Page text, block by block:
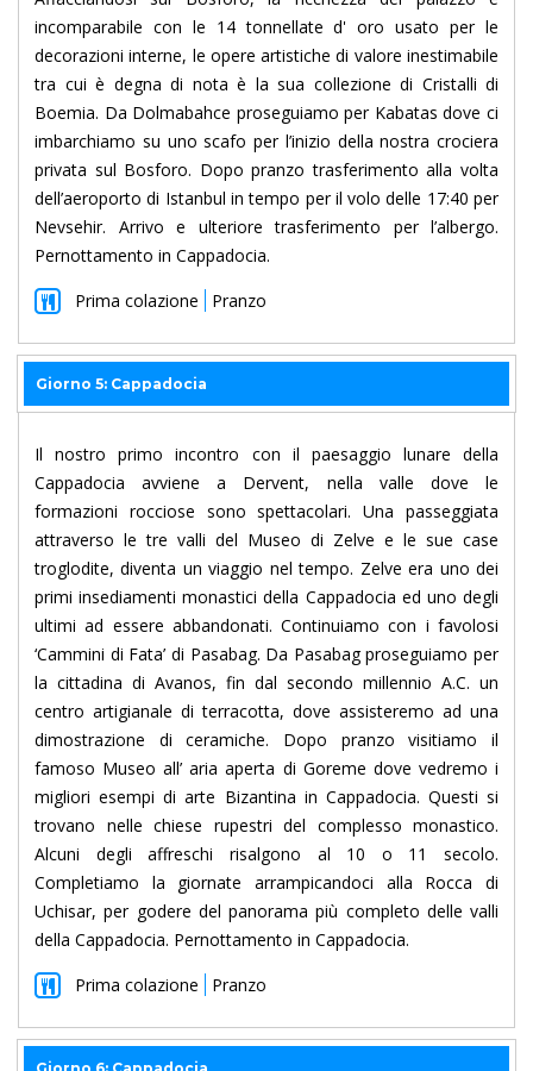
incomparabile con le 14 tonnellate d' oro usato per le
decorazioni interne, le opere artistiche di valore inestimabile
tra cui è degna di nota è la sua collezione di Cristalli di
Boemia. Da Dolmabahce proseguiamo per Kabatas dove ci
imbarchiamo su uno scafo per l’inizio della nostra crociera
privata sul Bosforo. Dopo pranzo trasferimento alla volta
dell’aeroporto di Istanbul in tempo per il volo delle 17:40 per
Nevsehir. Arrivo e ulteriore trasferimento per l’albergo.
Pernottamento in Cappadocia.
Prima colazione
Pranzo
Giorno 5: Cappadocia
Il nostro primo incontro con il paesaggio lunare della
Cappadocia avviene a Dervent, nella valle dove le
formazioni rocciose sono spettacolari. Una passeggiata
attraverso le tre valli del Museo di Zelve e le sue case
troglodite, diventa un viaggio nel tempo. Zelve era uno dei
primi insediamenti monastici della Cappadocia ed uno degli
ultimi ad essere abbandonati. Continuiamo con i favolosi
‘Cammini di Fata’ di Pasabag. Da Pasabag proseguiamo per
la cittadina di Avanos, fin dal secondo millennio A.C. un
centro artigianale di terracotta, dove assisteremo ad una
dimostrazione di ceramiche. Dopo pranzo visitiamo il
famoso Museo all’ aria aperta di Goreme dove vedremo i
migliori esempi di arte Bizantina in Cappadocia. Questi si
trovano nelle chiese rupestri del complesso monastico.
Alcuni degli affreschi risalgono al 10 o 11 secolo.
Completiamo la giornate arrampicandoci alla Rocca di
Uchisar, per godere del panorama più completo delle valli
della Cappadocia. Pernottamento in Cappadocia.
Prima colazione
Pranzo